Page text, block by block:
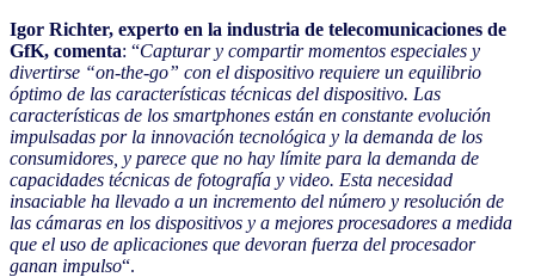
Igor Richter, experto en la industria de telecomunicaciones de
GfK, comenta: “Capturar y compartir momentos especiales y
divertirse “on-the-go” con el dispositivo requiere un equilibrio
óptimo de las características técnicas del dispositivo. Las
características de los smartphones están en constante evolución
impulsadas por la innovación tecnológica y la demanda de los
consumidores, y parece que no hay límite para la demanda de
capacidades técnicas de fotografía y video. Esta necesidad
insaciable ha llevado a un incremento del número y resolución de
las cámaras en los dispositivos y a mejores procesadores a medida
que el uso de aplicaciones que devoran fuerza del procesador
ganan impulso“.